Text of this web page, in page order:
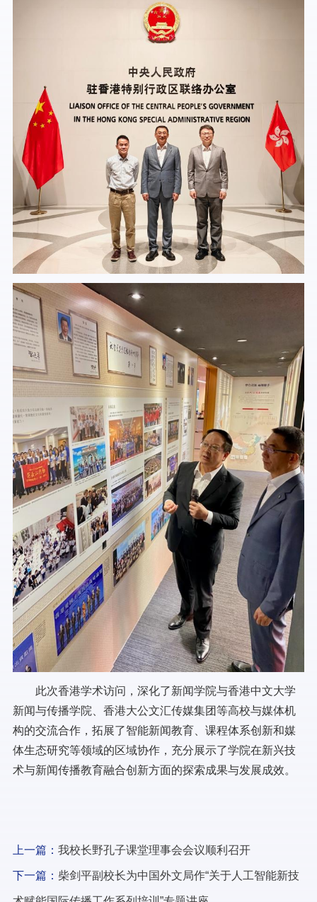
此次香港学术访问，深化了新闻学院与香港中文大学
新闻与传播学院、香港大公文汇传媒集团等高校与媒体机
构的交流合作，拓展了智能新闻教育、课程体系创新和媒
体生态研究等领域的区域协作，充分展示了学院在新兴技
术与新闻传播教育融合创新方面的探索成果与发展成效。
上一篇： 我校长野孔子课堂理事会会议顺利召开
下一篇： 柴剑平副校长为中国外文局作“关于人工智能新技